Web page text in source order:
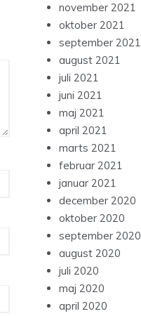
november 2021
oktober 2021
september 2021
august 2021
juli 2021
juni 2021
maj 2021
april 2021
marts 2021
februar 2021
januar 2021
december 2020
oktober 2020
september 2020
august 2020
juli 2020
maj 2020
april 2020